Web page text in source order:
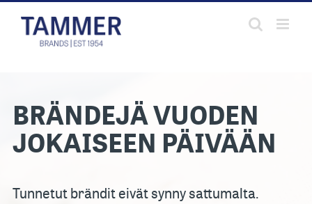
BRÄNDEJÄ VUODEN
JOKAISEEN PÄIVÄÄN
Tunnetut brändit eivät synny sattumalta.